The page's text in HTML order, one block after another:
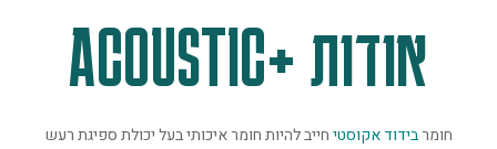
אודות +ACOUSTIC
חומרבידוד אקוסטיחייב להיות חומר איכותי בעל יכולת ספיגת רעש